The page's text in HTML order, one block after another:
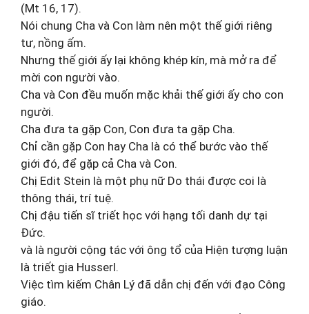
(Mt 16, 17).
Nói chung Cha và Con làm nên một thế giới riêng
tư, nồng ấm.
Nhưng thế giới ấy lại không khép kín, mà mở ra để
mời con người vào.
Cha và Con đều muốn mặc khải thế giới ấy cho con
người.
Cha đưa ta gặp Con, Con đưa ta gặp Cha.
Chỉ cần gặp Con hay Cha là có thể bước vào thế
giới đó, để gặp cả Cha và Con.
Chị Edit Stein là một phụ nữ Do thái được coi là
thông thái, trí tuệ.
Chị đậu tiến sĩ triết học với hạng tối danh dự tại
Đức.
và là người cộng tác với ông tổ của Hiện tượng luận
là triết gia Husserl.
Việc tìm kiếm Chân Lý đã dẫn chị đến với đạo Công
giáo.